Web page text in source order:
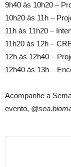
9h40 às 10h20 –
10h20 às 11h –
11h às 11h20 –
11h20 às 12h –
12h às 12h40 –
12h40 às 13h –
Acompanhe a
evento,